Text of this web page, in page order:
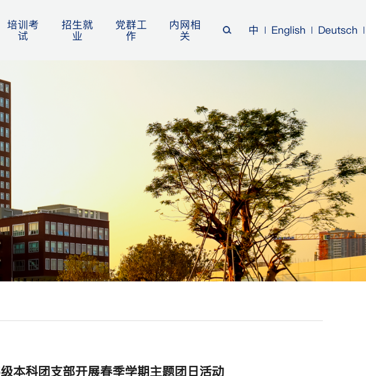
培训考
试
招生就
业
党群工
作
内网相
关 中 English Deutsch
本科团支部开展春季学期主题团日活动